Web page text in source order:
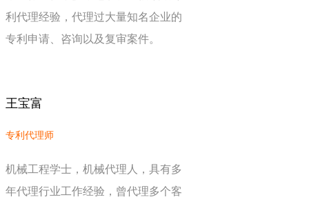
利代理经验，代理过大量知名企业的
专利申请、咨询以及复审案件。
王宝富
专利代理师
机械工程学士，机械代理人，具有多
年代理行业工作经验，曾代理多个客